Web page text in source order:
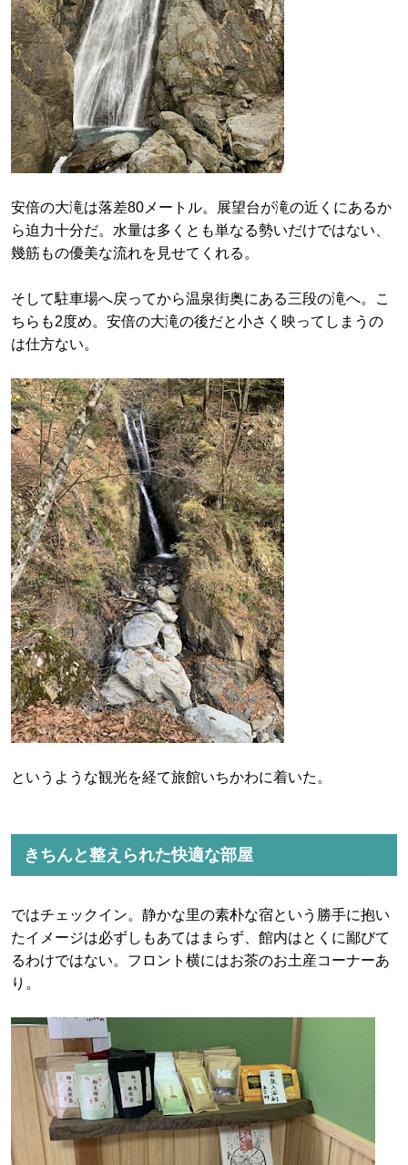
安倍の大滝は落差80メートル。展望台が滝の近くにあるか
ら迫力十分だ。水量は多くとも単なる勢いだけではない、
幾筋もの優美な流れを見せてくれる。
そして駐車場へ戻ってから温泉街奥にある三段の滝へ。こ
ちらも2度め。安倍の大滝の後だと小さく映ってしまうの
は仕方ない。
というような観光を経て旅館いちかわに着いた。
きちんと整えられた快適な部屋
ではチェックイン。静かな里の素朴な宿という勝手に抱い
たイメージは必ずしもあてはまらず、館内はとくに鄙びて
るわけではない。フロント横にはお茶のお土産コーナーあ
り。